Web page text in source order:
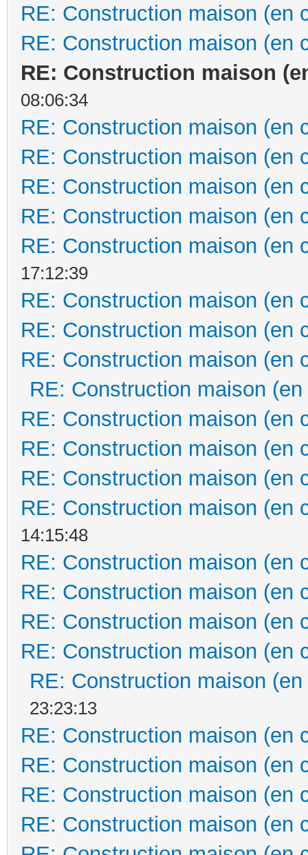
RE: Construction maison (en
RE: Construction maison (en
RE: Construction maison
08:06:34
RE: Construction maison (en
RE: Construction maison (en
RE: Construction maison (en
RE: Construction maison (en
RE: Construction maison (en
17:12:39
RE: Construction maison (en
RE: Construction maison (en
RE: Construction maison (en
RE: Construction maison
RE: Construction maison (en
RE: Construction maison (en
RE: Construction maison (en
RE: Construction maison (en
14:15:48
RE: Construction maison (en
RE: Construction maison (en
RE: Construction maison (en
RE: Construction maison (en
RE: Construction maison
23:23:13
RE: Construction maison (en
RE: Construction maison (en
RE: Construction maison (en
RE: Construction maison (en